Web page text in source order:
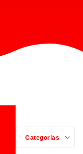
Categorias